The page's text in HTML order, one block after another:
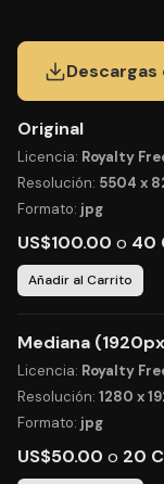
Original
Licencia: Royalty
Resolución: 5504 x
Formato: jpg
US$100.00 o 40
Añadir al Carrito
Mediana
Licencia: Royalty
Resolución: 1280 x
Formato: jpg
US$50.00 o 20